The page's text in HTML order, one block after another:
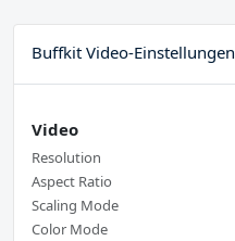
Buffkit Video-Einstellungen
Video
Resolution
Aspect Ratio
Scaling Mode
Color Mode